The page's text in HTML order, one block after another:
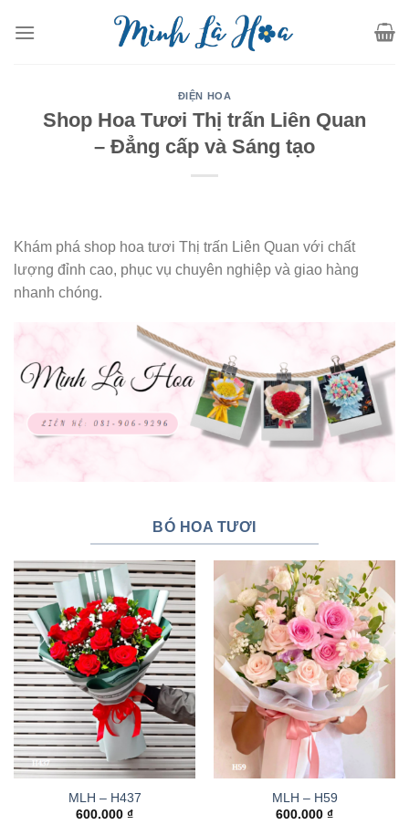
ĐIỆN HOA
Shop Hoa Tươi Thị trấn Liên Quan
– Đẳng cấp và Sáng tạo
Khám phá shop hoa tươi Thị trấn Liên Quan với chất
lượng đỉnh cao, phục vụ chuyên nghiệp và giao hàng
nhanh chóng.
BÓ HOA TƯƠI
MLH – H437
600.000 ₫
MLH – H59
600.000 ₫